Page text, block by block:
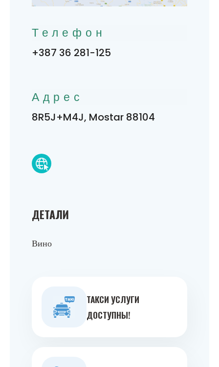
ДЕТАЛИ
Вино
ТАКСИ УСЛУГИ
ДОСТУПНЫ!
Телефон
+387 36 281-125
Адрес
8R5J+M4J, Mostar 88104